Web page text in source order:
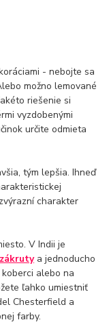
- nebojte sa
možno lemované
riešenie si
vyzdobenými
určite odmieta
tým lepšia. Ihneď
charakter
V Indii je
zákrutya jednoducho
alebo na
ľahko umiestniť
Chesterfield a
farby.